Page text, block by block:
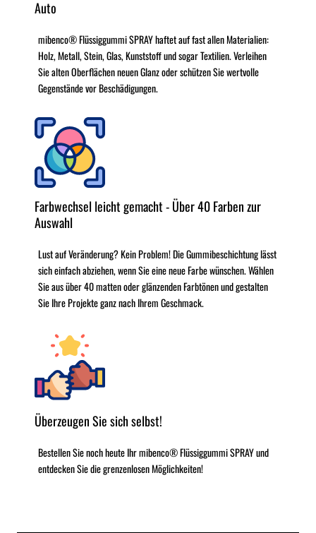
Auto
mibenco® Flüssiggummi SPRAY haftet auf fast allen Materialien:
Holz, Metall, Stein, Glas, Kunststoff und sogar Textilien. Verleihen
Sie alten Oberflächen neuen Glanz oder schützen Sie wertvolle
Gegenstände vor Beschädigungen.
Farbwechsel leicht gemacht - Über 40 Farben zur
Auswahl
Lust auf Veränderung? Kein Problem! Die Gummibeschichtung lässt
sich einfach abziehen, wenn Sie eine neue Farbe wünschen. Wählen
Sie aus über 40 matten oder glänzenden Farbtönen und gestalten
Sie Ihre Projekte ganz nach Ihrem Geschmack.
Überzeugen Sie sich selbst!
Bestellen Sie noch heute Ihr mibenco® Flüssiggummi SPRAY und
entdecken Sie die grenzenlosen Möglichkeiten!